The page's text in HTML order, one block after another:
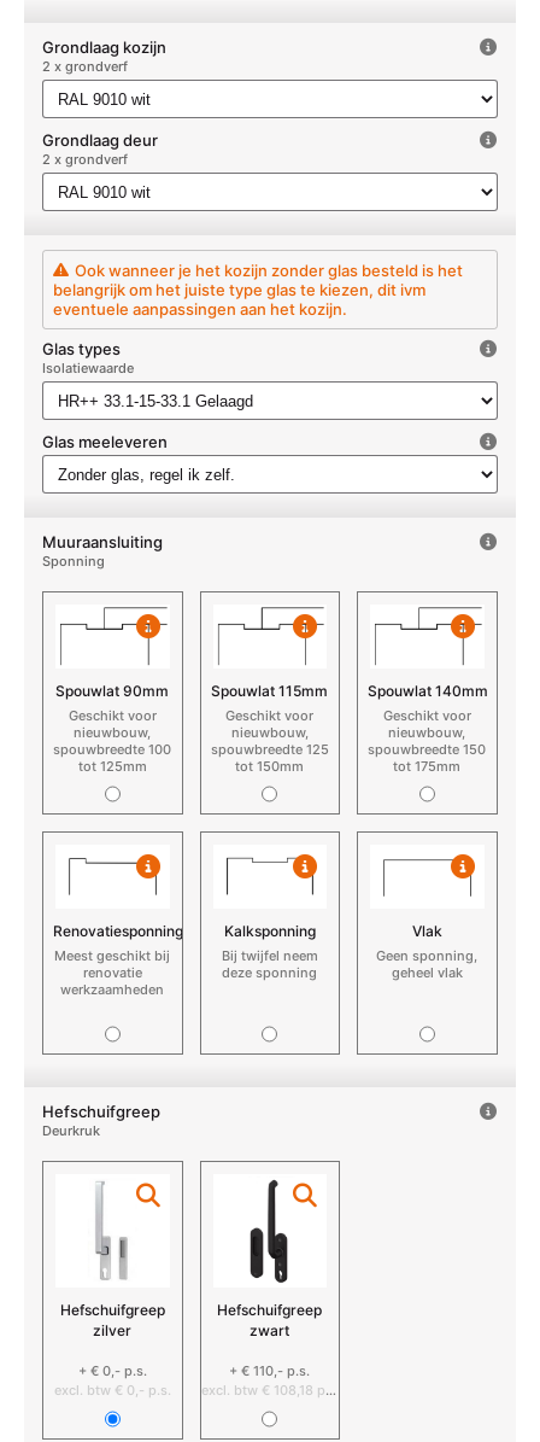
Grondlaag kozijn
2 x grondverf
Grondlaag deur
2 x grondverf
Ook wanneer je het kozijn zonder glas besteld is het
belangrijk om het juiste type glas te kiezen, dit ivm
eventuele aanpassingen aan het kozijn.
Glas types
Isolatiewaarde
Glas meeleveren
Muuraansluiting
Sponning
Spouwlat 90mm
Geschikt voor
nieuwbouw,
spouwbreedte 100
tot 125mm
Spouwlat 115mm
Geschikt voor
nieuwbouw,
spouwbreedte 125
tot 150mm
Spouwlat 140mm
Geschikt voor
nieuwbouw,
spouwbreedte 150
tot 175mm
Renovatiesponning
Meest geschikt bij
renovatie
werkzaamheden
Kalksponning
Bij twijfel neem
deze sponning
Vlak
Geen sponning,
geheel vlak
Hefschuifgreep
Deurkruk
Hefschuifgreep
zilver
+ € 0,- p.s.
excl. btw € 0,- p.s.
Hefschuifgreep
zwart
+ € 110,- p.s.
excl. btw € 108,18 p.s.